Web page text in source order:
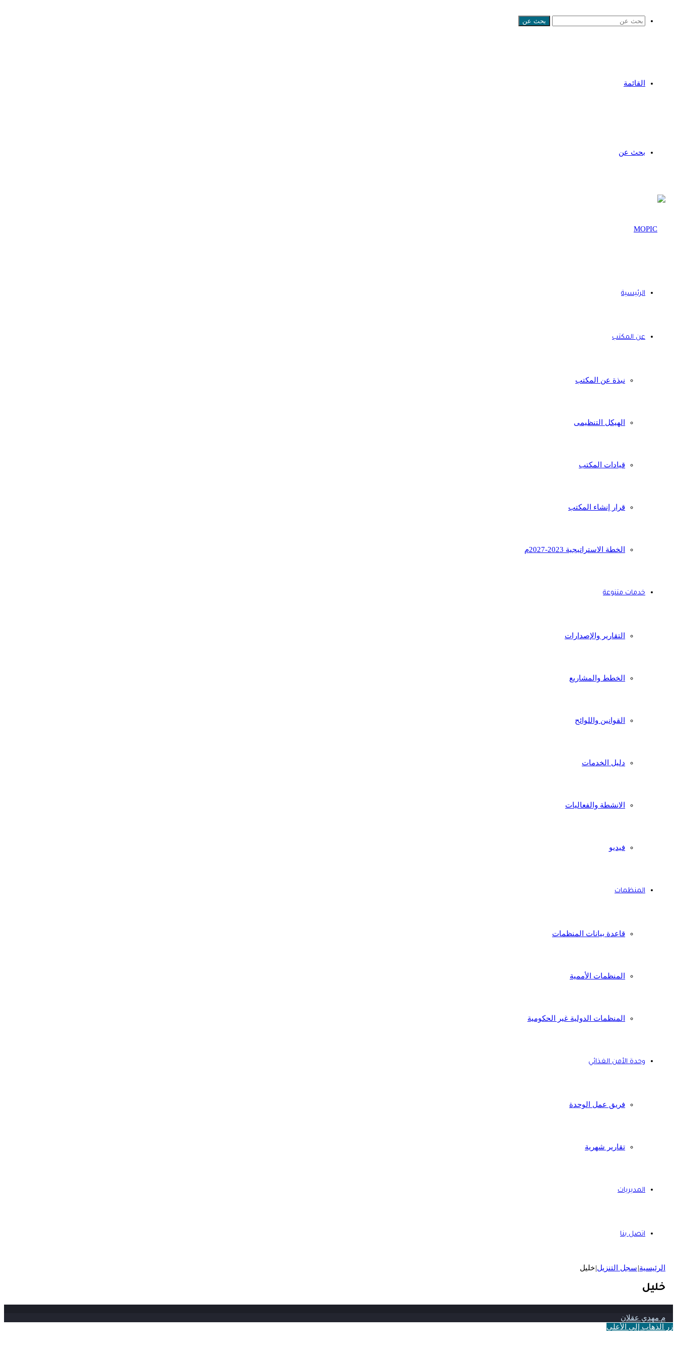
بحث عن
القائمة
بحث عن
الرئيسية
عن المكتب
نبذة عن المكتب
الهيكل التنظيمى
قيادات المكتب
قرار إنشاء المكتب
الخطة الاستراتيجية 2023-2027م
خدمات متنوعة
التقارير والإصدارات
الخطط والمشاريع
القوانين واللوائح
دليل الخدمات
الانشطة والفعاليات
فيديو
المنظمات
قاعدة بيانات المنظمات
المنظمات الأممية
المنظمات الدولية غير الحكومية
وحدة الأمن الغذائي
فريق عمل الوحدة
تقارير شهرية
المديريات
اتصل بنا
الرئيسية|سجل التنزيل|خليل
خليل
م مهدي عقلان
زر الذهاب إلى الأعلى